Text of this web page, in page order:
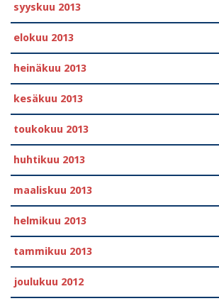
syyskuu 2013
elokuu 2013
heinäkuu 2013
kesäkuu 2013
toukokuu 2013
huhtikuu 2013
maaliskuu 2013
helmikuu 2013
tammikuu 2013
joulukuu 2012